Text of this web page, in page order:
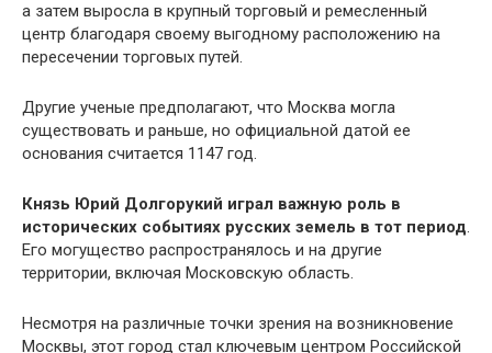
а затем выросла в крупный торговый и ремесленный
центр благодаря своему выгодному расположению на
пересечении торговых путей.
Другие ученые предполагают, что Москва могла
существовать и раньше, но официальной датой ее
основания считается 1147 год.
Князь Юрий Долгорукий играл важную роль в
исторических событиях русских земель в тот период.
Его могущество распространялось и на другие
территории, включая Московскую область.
Несмотря на различные точки зрения на возникновение
Москвы, этот город стал ключевым центром Российской